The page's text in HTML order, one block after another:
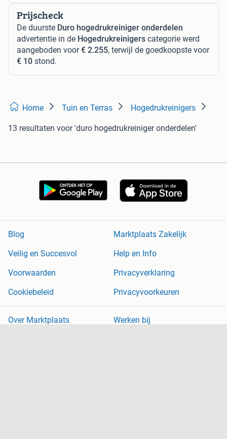
Prijscheck
De duurste Duro hogedrukreiniger onderdelen
advertentie in de Hogedrukreinigers categorie werd
aangeboden voor€ 2.255, terwijl de goedkoopste voor
€ 10 stond.
Home Tuin en Terras Hogedrukreinigers
13 resultaten voor 'duro hogedrukreiniger onderdelen'
Blog
Marktplaats Zakelijk
Veilig en Succesvol
Help en Info
Voorwaarden
Privacyverklaring
Cookiebeleid
Privacyvoorkeuren
Over Marktplaats
Werken bij